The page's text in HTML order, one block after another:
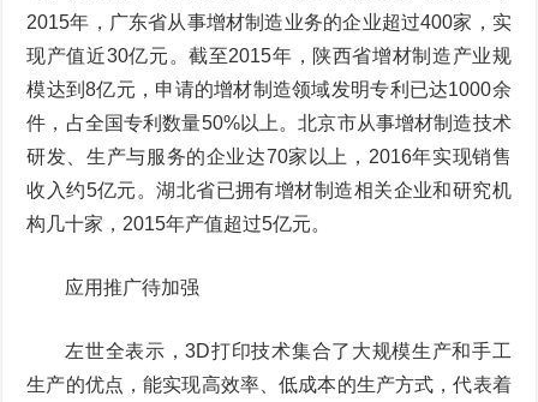
2015年，广东省从事增材制造业务的企业超过400家，实
现产值近30亿元。截至2015年，陕西省增材制造产业规
模达到8亿元，申请的增材制造领域发明专利已达1000余
件，占全国专利数量50%以上。北京市从事增材制造技术
研发、生产与服务的企业达70家以上，2016年实现销售
收入约5亿元。湖北省已拥有增材制造相关企业和研究机
构几十家，2015年产值超过5亿元。
应用推广待加强
左世全表示，3D打印技术集合了大规模生产和手工
生产的优点，能实现高效率、低成本的生产方式，代表着